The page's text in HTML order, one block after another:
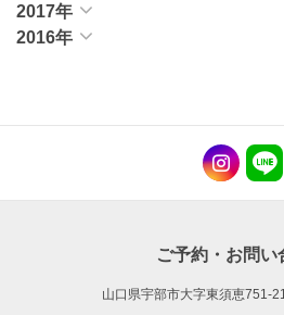
2017年
2016年
ご予約・お問い
山口県宇部市大字東須恵751-